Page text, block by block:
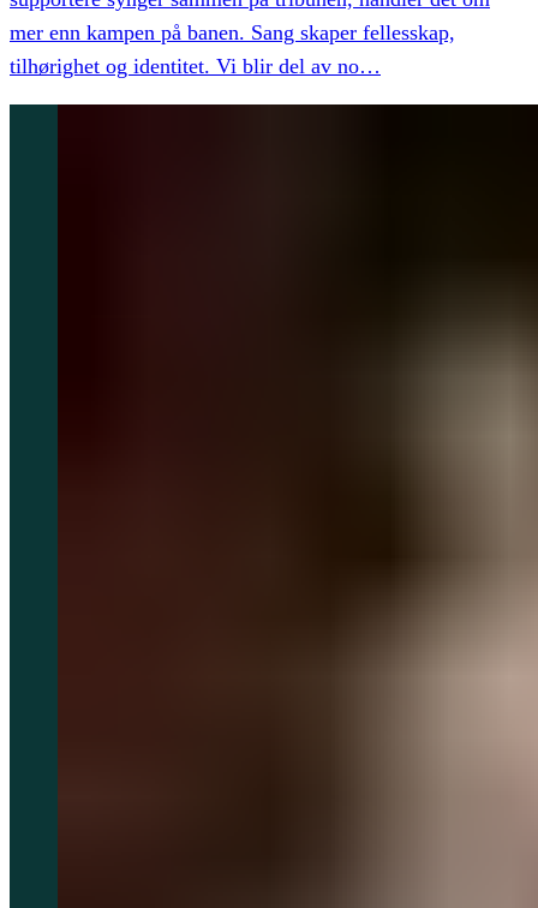
mer enn kampen på banen. Sang skaper fellesskap,
tilhørighet og identitet. Vi blir del av no…